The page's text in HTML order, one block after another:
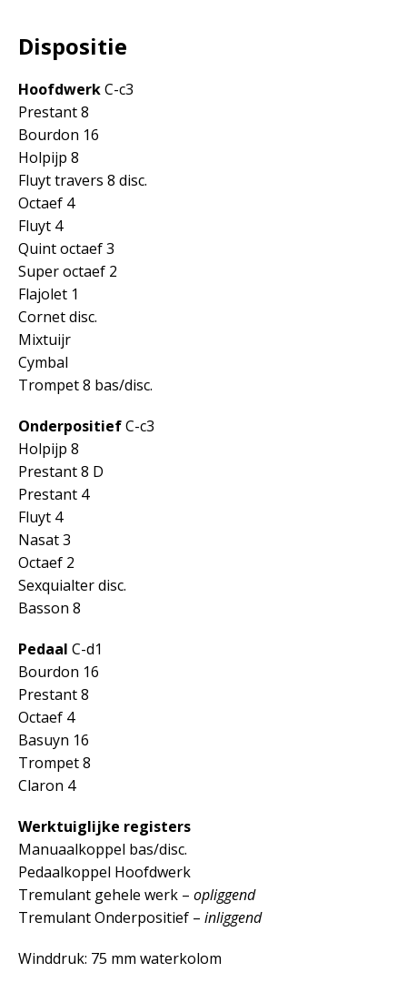
Dispositie
HoofdwerkC-c3
Prestant 8
Bourdon 16
Holpijp 8
Fluyt travers 8 disc.
Octaef 4
Fluyt 4
Quint octaef 3
Super octaef 2
Flajolet 1
Cornet disc.
Mixtuijr
Cymbal
Trompet 8 bas/disc.
OnderpositiefC-c3
Holpijp 8
Prestant 8 D
Prestant 4
Fluyt 4
Nasat 3
Octaef 2
Sexquialter disc.
Basson 8
Pedaal C-d1
Bourdon 16
Prestant 8
Octaef 4
Basuyn 16
Trompet 8
Claron 4
Werktuiglijke registers
Manuaalkoppel bas/disc.
Pedaalkoppel Hoofdwerk
Tremulant gehele werk – opliggend
Tremulant Onderpositief – inliggend
Winddruk: 75 mm waterkolom